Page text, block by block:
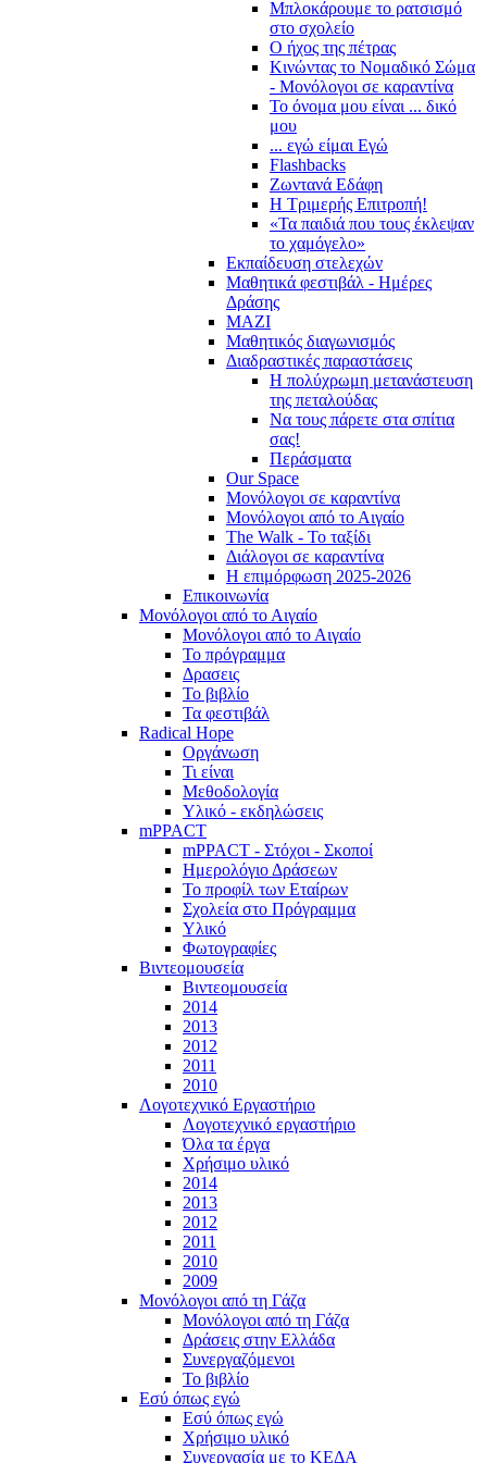
Μπλοκάρουμε το ρατσισμό
στο σχολείο
Ο ήχος της πέτρας
Κινώντας το Νομαδικό Σώμα
- Μονόλογοι σε καραντίνα
Το όνομα μου είναι ... δικό
μου
... εγώ είμαι Εγώ
Flashbacks
Ζωντανά Εδάφη
Η Τριμερής Επιτροπή!
«Τα παιδιά που τους έκλεψαν
το χαμόγελο»
Εκπαίδευση στελεχών
Μαθητικά φεστιβάλ - Ημέρες
Δράσης
ΜΑΖΙ
Μαθητικός διαγωνισμός
Διαδραστικές παραστάσεις
Η πολύχρωμη μετανάστευση
της πεταλούδας
Να τους πάρετε στα σπίτια
σας!
Περάσματα
Our Space
Μονόλογοι σε καραντίνα
Μονόλογοι από το Αιγαίο
The Walk - Το ταξίδι
Διάλογοι σε καραντίνα
Η επιμόρφωση 2025-2026
Επικοινωνία
Μονόλογοι από το Αιγαίο
Μονόλογοι από το Αιγαίο
Το πρόγραμμα
Δρασεις
Το βιβλίο
Τα φεστιβάλ
Radical Hope
Οργάνωση
Τι είναι
Μεθοδολογία
Υλικό - εκδηλώσεις
mPPACT
mPPACT - Στόχοι - Σκοποί
Ημερολόγιο Δράσεων
Το προφίλ των Εταίρων
Σχολεία στο Πρόγραμμα
Υλικό
Φωτογραφίες
Βιντεομουσεία
Βιντεομουσεία
2014
2013
2012
2011
2010
Λογοτεχνικό Εργαστήριο
Λογοτεχνικό εργαστήριο
Όλα τα έργα
Χρήσιμο υλικό
2014
2013
2012
2011
2010
2009
Μονόλογοι από τη Γάζα
Μονόλογοι από τη Γάζα
Δράσεις στην Ελλάδα
Συνεργαζόμενοι
To βιβλίο
Εσύ όπως εγώ
Εσύ όπως εγώ
Χρήσιμο υλικό
Συνεργασία με το ΚΕΔΑ